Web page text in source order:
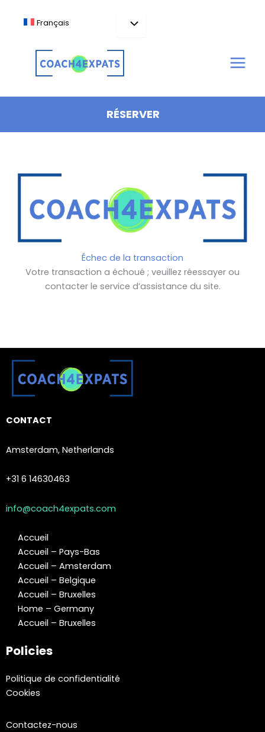
Français
RÉSERVER
Échec de la transaction
Votre transaction a échoué ; veuillez réessayer ou
contacter le service d’assistance du site.
CONTACT
Amsterdam, Netherlands
+31 6 14630463
info@coach4expats.com
Accueil
Accueil – Pays-Bas
Accueil – Amsterdam
Accueil – Belgique
Accueil – Bruxelles
Home – Germany
Accueil – Bruxelles
Policies
Politique de confidentialité
Cookies
Contactez-nous